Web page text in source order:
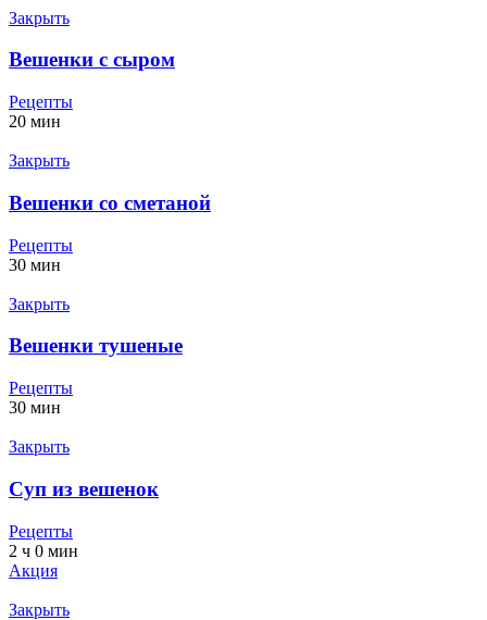
Закрыть
Вешенки с сыром
Рецепты
20 мин
Закрыть
Вешенки со сметаной
Рецепты
30 мин
Закрыть
Вешенки тушеные
Рецепты
30 мин
Закрыть
Суп из вешенок
Рецепты
2 ч 0 мин
Акция
Закрыть